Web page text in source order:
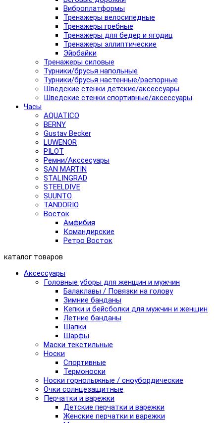
Виброплатформы
Тренажеры велосипедные
Тренажеры гребные
Тренажеры для бедер и ягодиц
Тренажеры эллиптические
Эйрбайки
Тренажеры силовые
Турники/брусья напольные
Турники/брусья настенные/распорные
Шведские стенки детские/аксессуары
Шведские стенки спортивные/аксессуары
Часы
AQUATICO
BERNY
Gustav Becker
LUWENOR
PILOT
Pемни/Акссесуары
SAN MARTIN
STALINGRAD
STEELDIVE
SUUNTO
TANDORIO
Восток
Амфибия
Командирские
Ретро Восток
каталог товаров
Аксессуары
Головные уборы для женщин и мужчин
Балаклавы / Повязки на голову
Зимние банданы
Кепки и бейсболки для мужчин и женщин
Летние банданы
Шапки
Шарфы
Маски текстильные
Носки
Спортивные
Термоноски
Носки горнолыжные / сноубордические
Очки солнцезащитные
Перчатки и варежки
Детские перчатки и варежки
Женские перчатки и варежки